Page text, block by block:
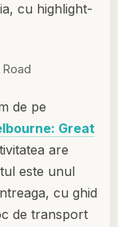
cu highlight-
de pe
Great
are
este unul
cu ghid
de transport